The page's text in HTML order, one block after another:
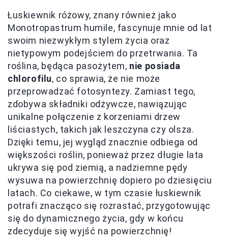
Łuskiewnik różowy, znany również jako
Monotropastrum humile, fascynuje mnie od lat
swoim niezwykłym stylem życia oraz
nietypowym podejściem do przetrwania. Ta
roślina, będąca pasożytem, nie posiada
chlorofilu, co sprawia, że nie może
przeprowadzać fotosyntezy. Zamiast tego,
zdobywa składniki odżywcze, nawiązując
unikalne połączenie z korzeniami drzew
liściastych, takich jak leszczyna czy olsza.
Dzięki temu, jej wygląd znacznie odbiega od
większości roślin, ponieważ przez długie lata
ukrywa się pod ziemią, a nadziemne pędy
wysuwa na powierzchnię dopiero po dziesięciu
latach. Co ciekawe, w tym czasie łuskiewnik
potrafi znacząco się rozrastać, przygotowując
się do dynamicznego życia, gdy w końcu
zdecyduje się wyjść na powierzchnię!